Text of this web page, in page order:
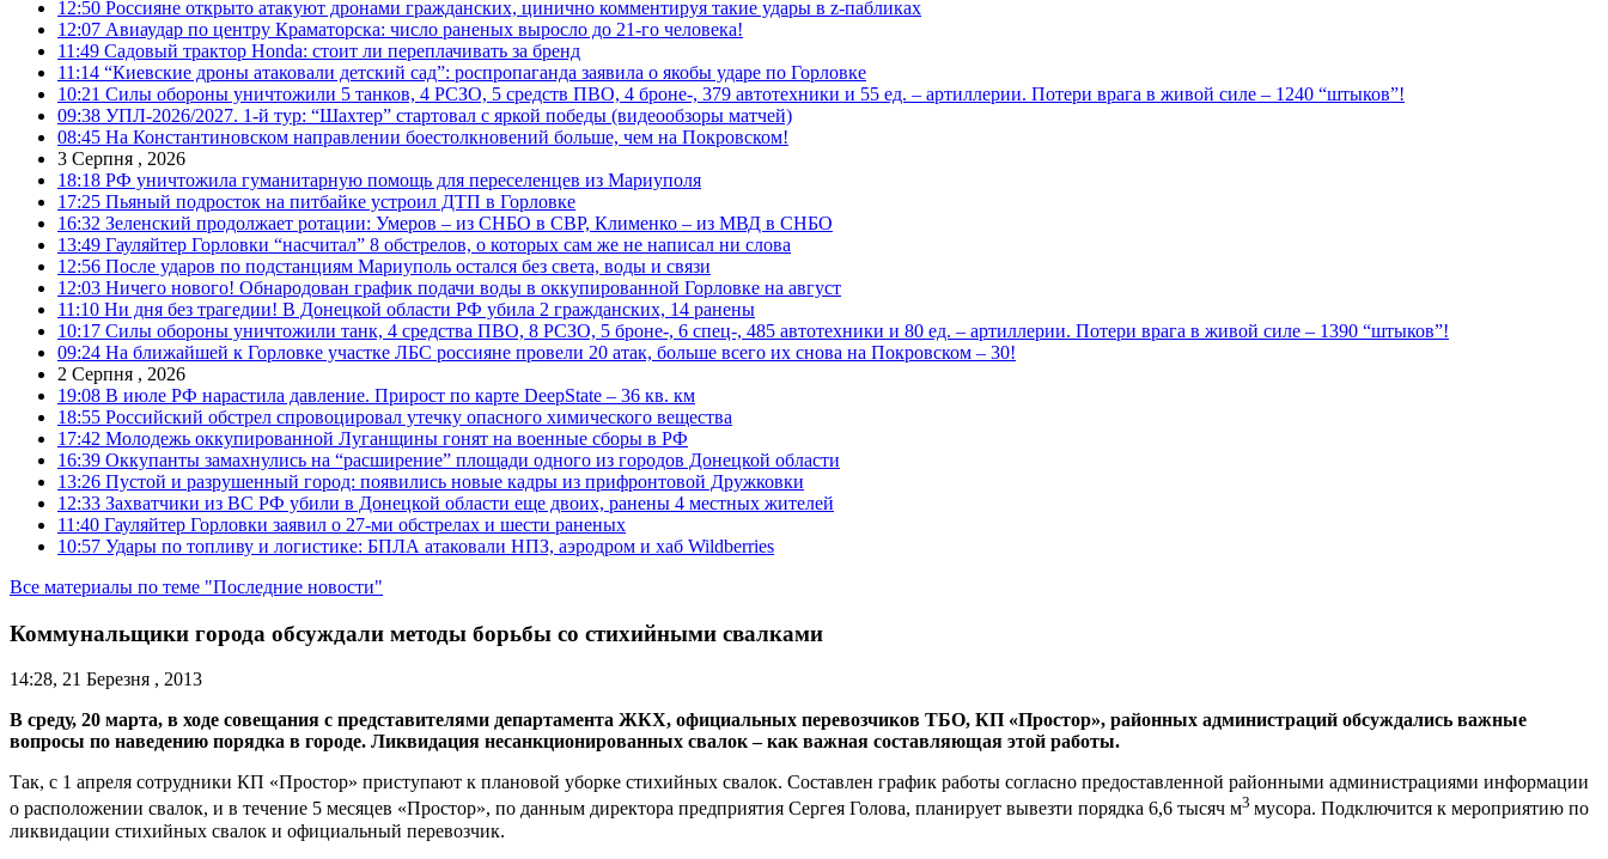
12:50 Россияне открыто атакуют дронами гражданских, цинично комментируя такие удары в z-пабликах
12:07 Авиаудар по центру Краматорска: число раненых выросло до 21-го человека!
11:49 Садовый трактор Honda: стоит ли переплачивать за бренд
11:14 “Киевские дроны атаковали детский сад”: роспропаганда заявила о якобы ударе по Горловке
10:21 Силы обороны уничтожили 5 танков, 4 РСЗО, 5 средств ПВО, 4 броне-, 379 автотехники и 55 ед. – артиллерии. Потери врага в живой силе – 1240 “штыков”!
09:38 УПЛ-2026/2027. 1-й тур: “Шахтер” стартовал с яркой победы (видеообзоры матчей)
08:45 На Константиновском направлении боестолкновений больше, чем на Покровском!
3 Серпня , 2026
18:18 РФ уничтожила гуманитарную помощь для переселенцев из Мариуполя
17:25 Пьяный подросток на питбайке устроил ДТП в Горловке
16:32 Зеленский продолжает ротации: Умеров – из СНБО в СВР, Клименко – из МВД в СНБО
13:49 Гауляйтер Горловки “насчитал” 8 обстрелов, о которых сам же не написал ни слова
12:56 После ударов по подстанциям Мариуполь остался без света, воды и связи
12:03 Ничего нового! Обнародован график подачи воды в оккупированной Горловке на август
11:10 Ни дня без трагедии! В Донецкой области РФ убила 2 гражданских, 14 ранены
10:17 Силы обороны уничтожили танк, 4 средства ПВО, 8 РСЗО, 5 броне-, 6 спец-, 485 автотехники и 80 ед. – артиллерии. Потери врага в живой силе – 1390 “штыков”!
09:24 На ближайшей к Горловке участке ЛБС россияне провели 20 атак, больше всего их снова на Покровском – 30!
2 Серпня , 2026
19:08 В июле РФ нарастила давление. Прирост по карте DeepState – 36 кв. км
18:55 Российский обстрел спровоцировал утечку опасного химического вещества
17:42 Молодежь оккупированной Луганщины гонят на военные сборы в РФ
16:39 Оккупанты замахнулись на “расширение” площади одного из городов Донецкой области
13:26 Пустой и разрушенный город: появились новые кадры из прифронтовой Дружковки
12:33 Захватчики из ВС РФ убили в Донецкой области еще двоих, ранены 4 местных жителей
11:40 Гауляйтер Горловки заявил о 27-ми обстрелах и шести раненых
10:57 Удары по топливу и логистике: БПЛА атаковали НПЗ, аэродром и хаб Wildberries
Все материалы по теме "Последние новости"
Коммунальщики города обсуждали методы борьбы со стихийными свалками
14:28, 21 Березня , 2013
В среду, 20 марта, в ходе совещания с представителями департамента ЖКХ, официальных перевозчиков ТБО, КП «Простор», районных администраций обсуждались важные
вопросы по наведению порядка в городе. Ликвидация несанкционированных свалок – как важная составляющая этой работы.
Так, с 1 апреля сотрудники КП «Простор» приступают к плановой уборке стихийных свалок. Составлен график работы согласно предоставленной районными администрациями информации
о расположении свалок, и в течение 5 месяцев «Простор», по данным директора предприятия Сергея Голова, планирует вывезти порядка 6,6 тысяч м3 мусора. Подключится к мероприятию по
ликвидации стихийных свалок и официальный перевозчик.